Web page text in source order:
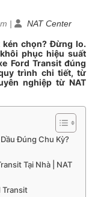
| NAT Center
kén chọn? Đừng lo.
phục hiệu suất
Ford Transit đúng
trình chi tiết, từ
nghiệp từ NAT
Đúng Chu Kỳ?
Tại Nhà | NAT
Transit